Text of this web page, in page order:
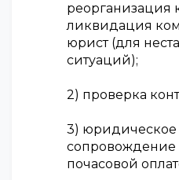
реорганизация
ликвидация
юрист (для
ситуаций);
2) проверка
3) юридическое
сопровождение
почасовой